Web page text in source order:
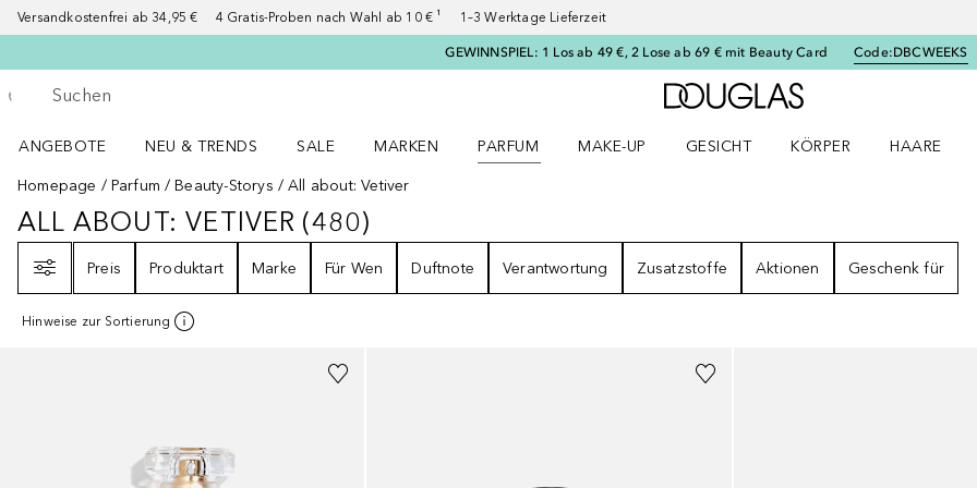
Versandkostenfrei ab 34,95 € 4 Gratis-Proben nach Wahl ab 10 € ¹ 1–3 Werktage Lieferzeit
GEWINNSPIEL: 1 Los ab 49 €, 2 Lose ab 69 € mit Beauty Card Code:DBCWEEKS
Gehe zurück
Suche ausführen
Zur Douglas Startseite
ANGEBOTE
NEU & TRENDS
SALE
MARKEN
MARKEN Menü öffnen
PARFUM
Parfum Menü öffnen
MAKE-UP
GESICHT
KÖRPER
HAARE
Homepage
Parfum Beauty-Storys All about: Vetiver
ALL ABOUT: VETIVER480
ALL ABOUT: VETIVER (480)
Preis
Produktart Marke Für Wen Duftnote Verantwortung Zusatzstoffe Aktionen Geschenk für
Hinweise zur Sortierung
Größen